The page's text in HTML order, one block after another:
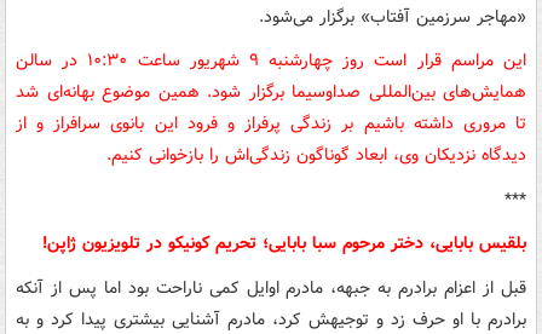
«مهاجر سرزمین آفتاب» برگزار می‌شود.
این مراسم قرار است روز چهارشنبه ۹ شهریور ساعت ۱۰:۳۰ در سالن
همایش‌های بین‌المللی صداوسیما برگزار شود. همین موضوع بهانه‌ای شد
تا مروری داشته باشیم بر زندگی پرفراز و فرود این بانوی سرافراز و از
دیدگاه نزدیکان وی، ابعاد گوناگون زندگی‌اش را بازخوانی کنیم.
***
بلقیس بابایی، دختر مرحوم سبا بابایی؛ تحریم کونیکو در تلویزیون ژاپن!
قبل از اعزام برادرم به جبهه، مادرم اوایل کمی ناراحت بود اما پس از آنکه
برادرم با او حرف زد و توجیهش کرد، مادرم آشنایی بیشتری پیدا کرد و به